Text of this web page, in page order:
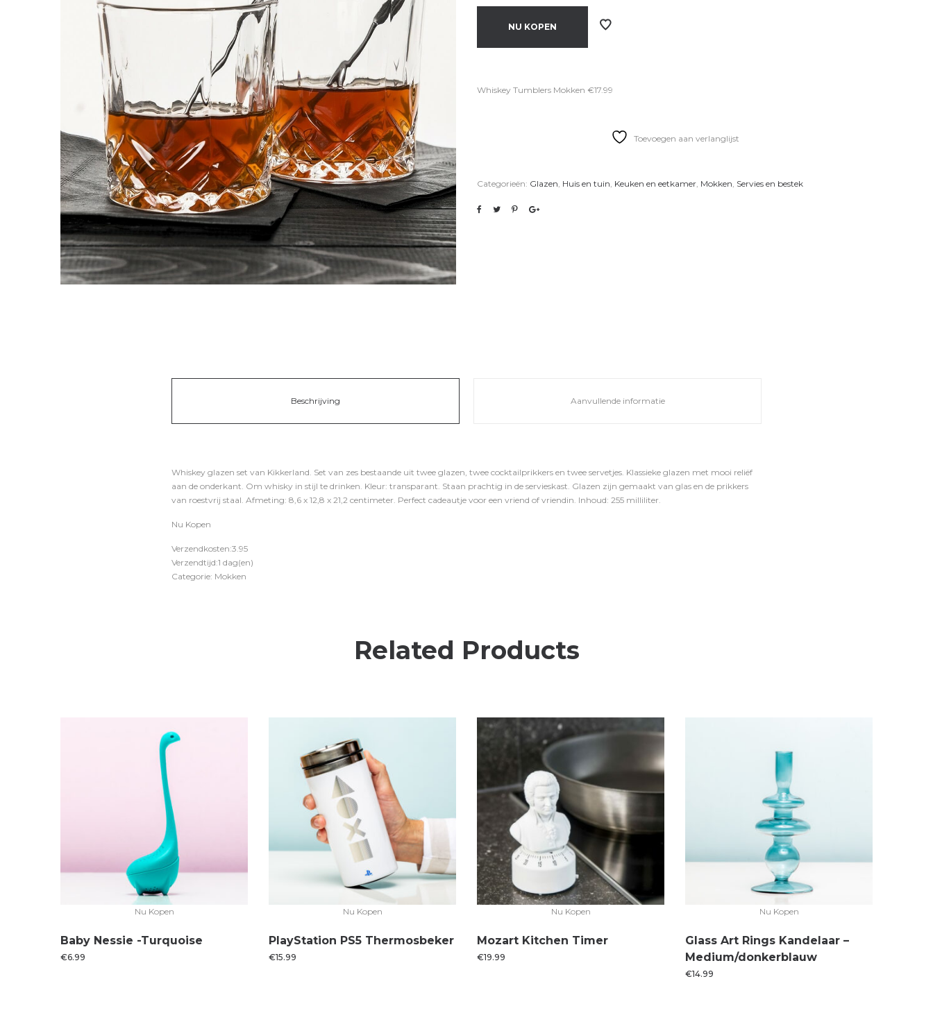
NU KOPEN
Whiskey Tumblers Mokken €17.99
Toevoegen aan verlanglijst
Categorieën: Glazen, Huis en tuin, Keuken en eetkamer, Mokken, Servies en bestek
Beschrijving Aanvullende informatie
Whiskey glazen set van Kikkerland. Set van zes bestaande uit twee glazen, twee cocktailprikkers en twee servetjes. Klassieke glazen met mooi reliëf
aan de onderkant. Om whisky in stijl te drinken. Kleur: transparant. Staan prachtig in de servieskast. Glazen zijn gemaakt van glas en de prikkers
van roestvrij staal. Afmeting: 8,6 x 12,8 x 21,2 centimeter. Perfect cadeautje voor een vriend of vriendin. Inhoud: 255 milliliter.
Nu Kopen
Verzendkosten:3.95
Verzendtijd:1 dag(en)
Categorie: Mokken
Related Products
Nu Kopen
Baby Nessie -Turquoise
€6.99
Nu Kopen
PlayStation PS5 Thermosbeker
€15.99
Nu Kopen
Mozart Kitchen Timer
€19.99
Nu Kopen
Glass Art Rings Kandelaar –
Medium/donkerblauw
€14.99